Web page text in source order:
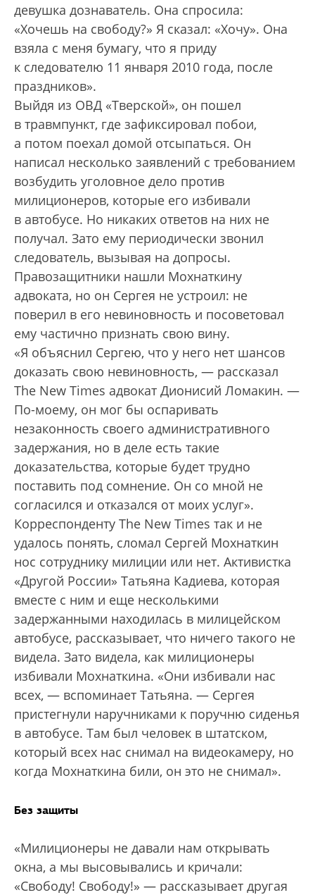
девушка дознаватель. Она спросила:
«Хочешь на свободу?» Я сказал: «Хочу». Она
взяла с меня бумагу, что я приду
к следователю 11 января 2010 года, после
праздников».
Выйдя из ОВД «Тверской», он пошел
в травмпункт, где зафиксировал побои,
а потом поехал домой отсыпаться. Он
написал несколько заявлений с требованием
возбудить уголовное дело против
милиционеров, которые его избивали
в автобусе. Но никаких ответов на них не
получал. Зато ему периодически звонил
следователь, вызывая на допросы.
Правозащитники нашли Мохнаткину
адвоката, но он Сергея не устроил: не
поверил в его невиновность и посоветовал
ему частично признать свою вину.
«Я объяснил Сергею, что у него нет шансов
доказать свою невиновность, — рассказал
The New Times адвокат Дионисий Ломакин. —
По-моему, он мог бы оспаривать
незаконность своего административного
задержания, но в деле есть такие
доказательства, которые будет трудно
поставить под сомнение. Он со мной не
согласился и отказался от моих услуг».
Корреспонденту The New Times так и не
удалось понять, сломал Сергей Мохнаткин
нос сотруднику милиции или нет. Активистка
«Другой России» Татьяна Кадиева, которая
вместе с ним и еще несколькими
задержанными находилась в милицейском
автобусе, рассказывает, что ничего такого не
видела. Зато видела, как милиционеры
избивали Мохнаткина. «Они избивали нас
всех, — вспоминает Татьяна. — Сергея
пристегнули наручниками к поручню сиденья
в автобусе. Там был человек в штатском,
который всех нас снимал на видеокамеру, но
когда Мохнаткина били, он это не снимал».
Без защиты
«Милиционеры не давали нам открывать
окна, а мы высовывались и кричали:
«Свободу! Свободу!» — рассказывает другая